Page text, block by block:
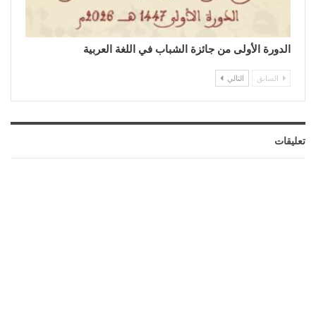
الدورة الأولى من جائزة الشباب في اللغة العربية
السابق التالي
تعليقات